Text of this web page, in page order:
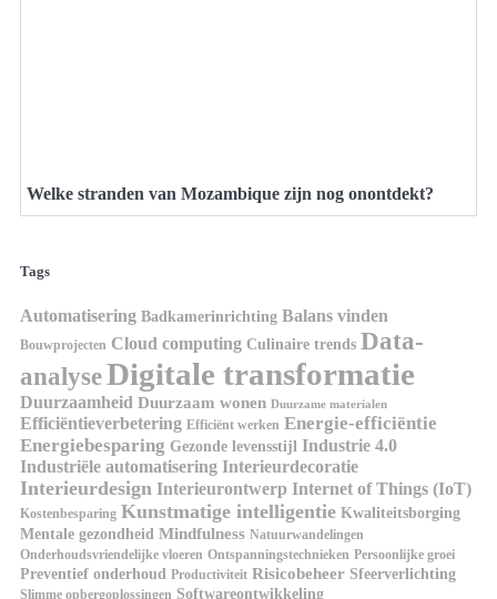
Welke stranden van Mozambique zijn nog onontdekt?
Tags
Automatisering Badkamerinrichting Balans vinden
Bouwprojecten Cloud computing Culinaire trends Data-
analyseDigitale transformatie
Duurzaamheid Duurzaam wonen Duurzame materialen
Efficiëntieverbetering Efficiënt werken Energie-efficiëntie
Energiebesparing Gezonde levensstijl Industrie 4.0
Industriële automatisering Interieurdecoratie
Interieurdesign Interieurontwerp Internet of Things (IoT)
Kostenbesparing Kunstmatige intelligentie Kwaliteitsborging
Mentale gezondheid Mindfulness Natuurwandelingen
Onderhoudsvriendelijke vloeren Ontspanningstechnieken Persoonlijke groei
Preventief onderhoud Productiviteit Risicobeheer Sfeerverlichting
Slimme opbergoplossingen Softwareontwikkeling